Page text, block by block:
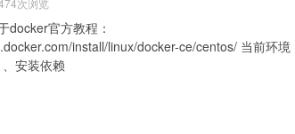
次浏览
docker官方教程：
install/linux/docker-ce/centos/ 当前环境
安装依赖